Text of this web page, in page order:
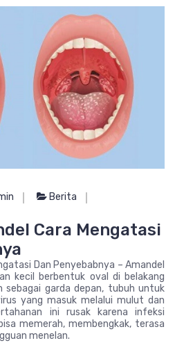
Berita
Cara Mengatasi
Dan Penyebabnya – Amandel
kecil berbentuk oval di belakang
sebagai garda depan, tubuh untuk
yang masuk melalui mulut dan
ini rusak karena infeksi
memerah, membengkak, terasa
menelan.